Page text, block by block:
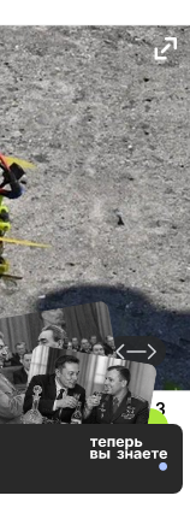
1 / 3